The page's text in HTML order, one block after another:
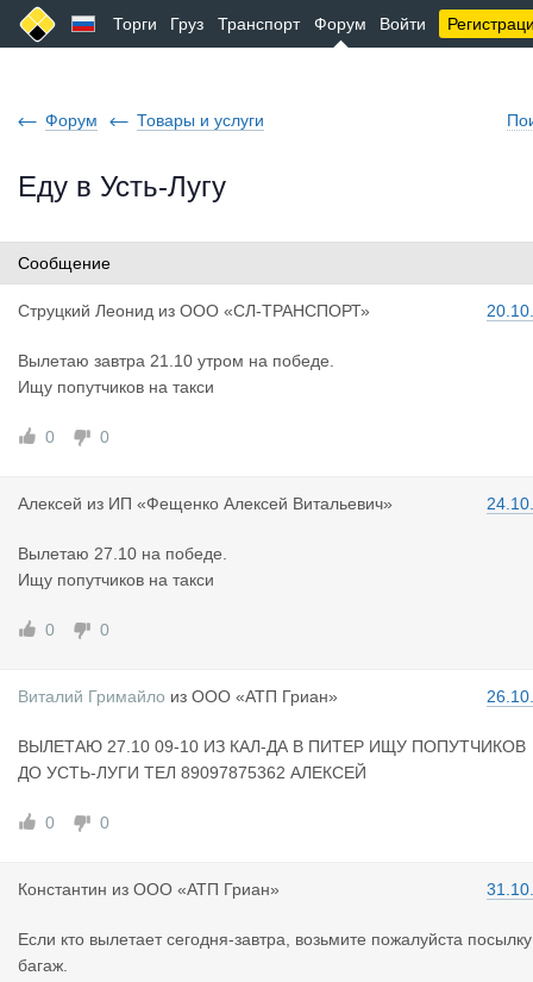
Торги Груз Транспорт Форум Войти
Форум Товары и услуги
Еду в Усть-Лугу
Сообщение
Струцкий Леонид из ООО «СЛ-ТРАНСПОРТ»
Вылетаю завтра 21.10 утром на победе.
Ищу попутчиков на такси
0 0
Алексей из ИП «Фещенко Алексей Витальевич»
Вылетаю 27.10 на победе.
Ищу попутчиков на такси
0 0
Виталий Гримайло из ООО «АТП Гриан»
ВЫЛЕТАЮ 27.10 09-10 ИЗ КАЛ-ДА В ПИТЕР ИЩУ ПОПУТЧИКОВ
ДО УСТЬ-ЛУГИ ТЕЛ 89097875362 АЛЕКСЕЙ
0 0
Константин из ООО «АТП Гриан»
Если кто вылетает сегодня-завтра, возьмите пожалуйста
багаж.